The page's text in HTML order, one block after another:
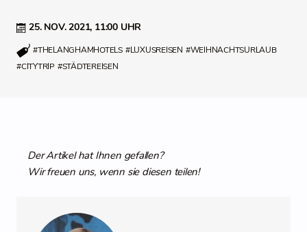
25. NOV. 2021, 11:00 UHR
#THELANGHAMHOTELS #LUXUSREISEN #WEIHNACHTSURLAUB
#CITYTRIP #STÄDTEREISEN
Der Artikel hat Ihnen gefallen?
Wir freuen uns, wenn sie diesen teilen!